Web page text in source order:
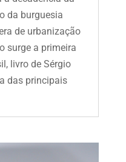
da burguesia
de urbanização
surge a primeira
livro de Sérgio
das principais